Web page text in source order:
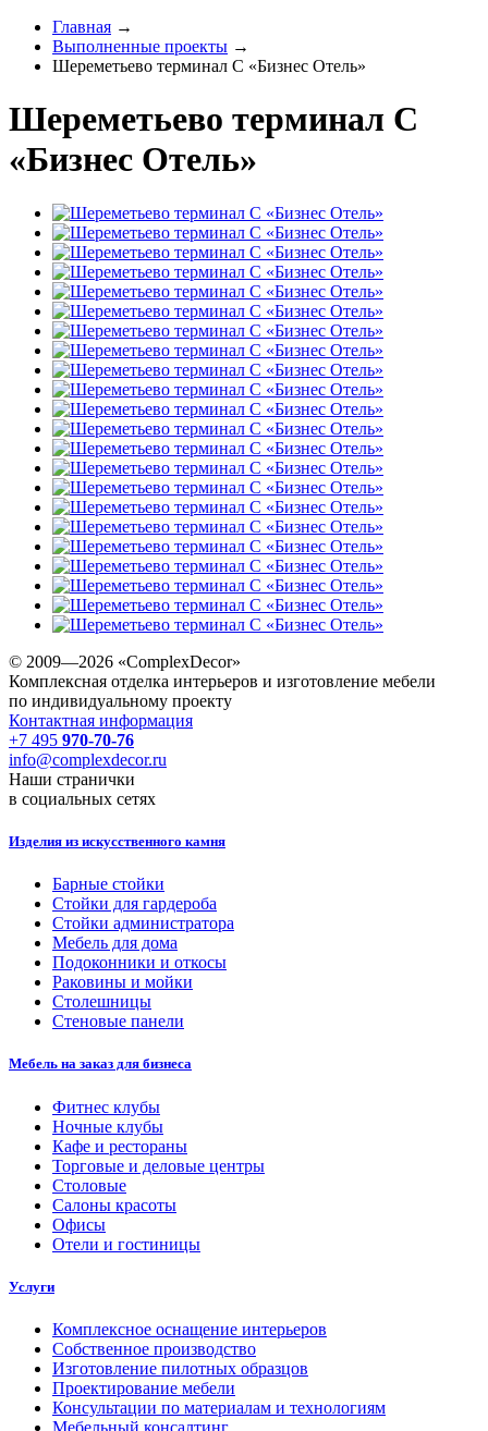
Главная →
Выполненные проекты →
Шереметьево терминал С «Бизнес Отель»
Шереметьево терминал С
«Бизнес Отель»
© 2009—2026 «ComplexDecor»
Комплексная отделка интерьеров и изготовление мебели
по индивидуальному проекту
Контактная информация
+7 495 970-70-76
info@complexdecor.ru
Наши странички
в социальных сетях
Изделия из искусственного камня
Барные стойки
Стойки для гардероба
Стойки администратора
Мебель для дома
Подоконники и откосы
Раковины и мойки
Столешницы
Стеновые панели
Мебель на заказ для бизнеса
Фитнес клубы
Ночные клубы
Кафе и рестораны
Торговые и деловые центры
Столовые
Салоны красоты
Офисы
Отели и гостиницы
Услуги
Комплексное оснащение интерьеров
Собственное производство
Изготовление пилотных образцов
Проектирование мебели
Консультации по материалам и технологиям
Мебельный консалтинг